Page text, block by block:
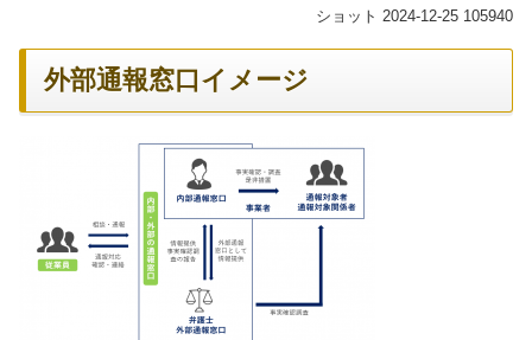
ショット 2024-12-25 105940
外部通報窓口イメージ